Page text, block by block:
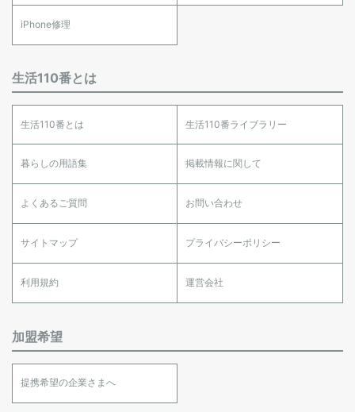
iPhone修理
生活110番とは
生活110番とは 生活110番ライブラリー
暮らしの用語集 掲載情報に関して
よくあるご質問 お問い合わせ
サイトマップ プライバシーポリシー
利用規約 運営会社
加盟希望
提携希望の企業さまへ